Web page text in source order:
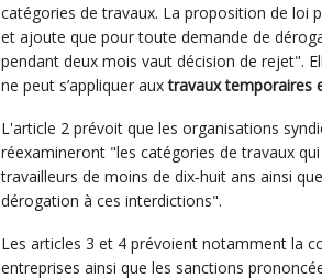
catégories de travaux. La proposition de loi
et ajoute que pour toute demande de
pendant deux mois vaut décision de rejet".
ne peut s’appliquer auxtravaux temporaires
L'article 2 prévoit que les organisations
réexamineront "les catégories de travaux
travailleurs de moins de dix‑huit ans ainsi
dérogation à ces interdictions".
Les articles 3 et 4 prévoient notamment la
entreprises ainsi que les sanctions